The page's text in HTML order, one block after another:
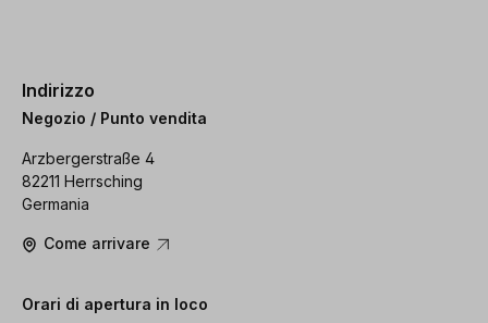
Indirizzo
Negozio / Punto vendita
Arzbergerstraße 4
82211 Herrsching
Germania
Come arrivare
Orari di apertura in loco